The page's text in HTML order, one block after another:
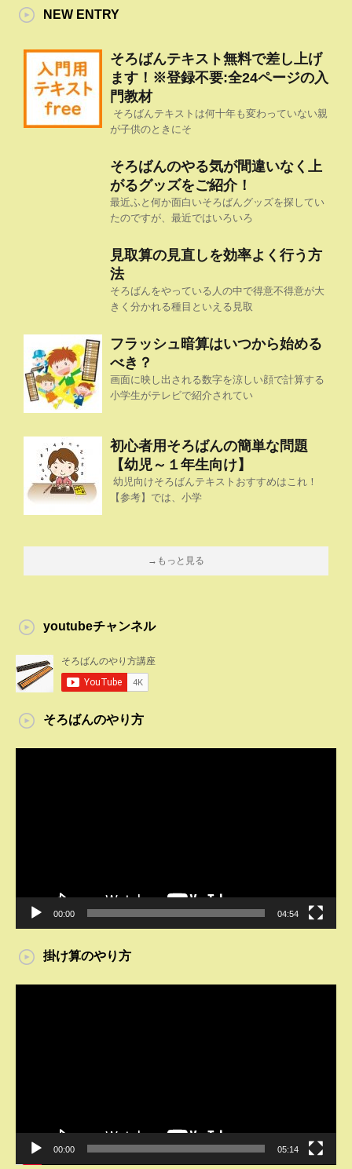
NEW ENTRY
そろばんテキスト無料で差し上げ
ます！※登録不要:全24ページの入
門教材
そろばんテキストは何十年も変わっていない親
が子供のときにそ
そろばんのやる気が間違いなく上
がるグッズをご紹介！
最近ふと何か面白いそろばんグッズを探してい
たのですが、最近ではいろいろ
見取算の見直しを効率よく行う方
法
そろばんをやっている人の中で得意不得意が大
きく分かれる種目といえる見取
フラッシュ暗算はいつから始める
べき？
画面に映し出される数字を涼しい顔で計算する
小学生がテレビで紹介されてい
初心者用そろばんの簡単な問題
【幼児～１年生向け】
幼児向けそろばんテキストおすすめはこれ！
【参考】では、小学
→もっと見る
youtubeチャンネル
そろばんのやり方
00:00 04:54
掛け算のやり方
00:00 05:14